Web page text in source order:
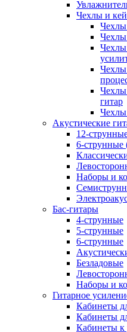
Чехлы и
Чехлы
Чехлы
Чехлы
Чехлы
гитар
Чехлы
Акустические
12-
6-струнные
Наборы и
Бас-гитары
4-струнные
5-струнные
6-струнные
Безладовые
Наборы и
Гитарное
Кабинеты
Кабинеты
Кабинеты к